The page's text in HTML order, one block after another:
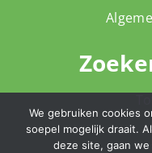
We gebruiken cookies
soepel mogelijk draait.
deze site, gaan